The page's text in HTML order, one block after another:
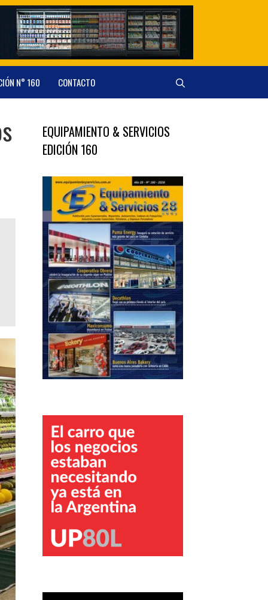
N° 160 CONTACTO
EQUIPAMIENTO & SERVICIOS
EDICIÓN 160